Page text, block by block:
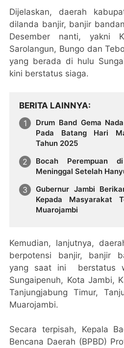
Dijelaskan, daerah
dilanda banjir, banjir
Desember nanti, yakni
Sarolangun, Bungo dan
yang berada di hulu
kini berstatus siaga.
BERITA LAINNYA
Drum Band Gema
Pada Batang Hari
Tahun 2025
Bocah Perempuan
Meninggal Setelah
Gubernur Jambi
Kepada Masyarakat
Muarojambi
Kemudian, lanjutnya,
berpotensi banjir, banjir
yang saat ini berstatus
Sungaipenuh, Kota Jambi,
Tanjungjabung Timur,
Muarojambi.
Secara terpisah, Kepala
Bencana Daerah (BPBD)